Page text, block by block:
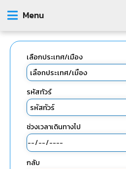
Menu
เลือกประเทศ/เมือง
รหัสทัวร์
ช่วงเวลาเดินทางไป
กลับ